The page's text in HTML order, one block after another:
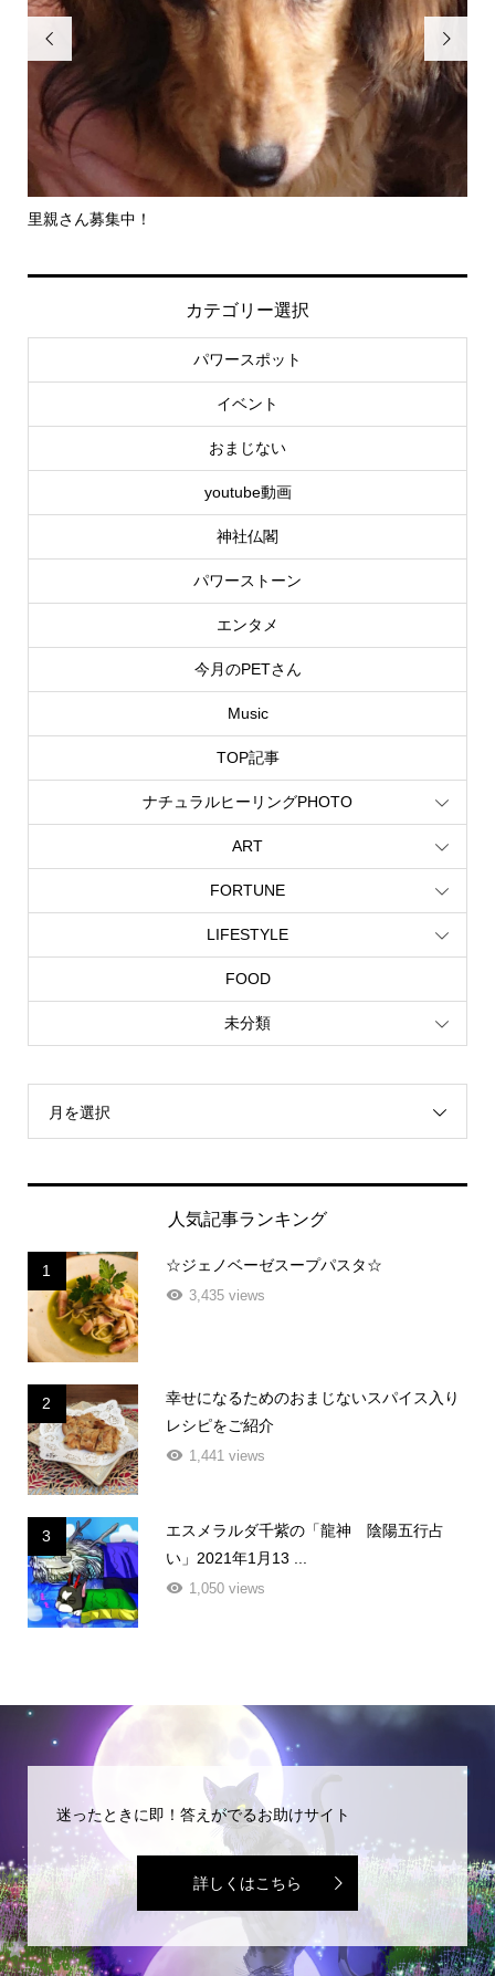

里親さん募集中！

カテゴリー選択
パワースポット
イベント
おまじない
youtube動画
神社仏閣
パワーストーン
エンタメ
今月のPETさん
Music
TOP記事
ナチュラルヒーリングPHOTO
ART
FORTUNE
LIFESTYLE
FOOD
未分類
月を選択
人気記事ランキング
1 ☆ジェノベーゼスープパスタ☆
3,435 views
2
幸せになるためのおまじないスパイス入り
レシピをご紹介
1,441 views
3
エスメラルダ千紫の「龍神 陰陽五行占
い」2021年1月13 ...
1,050 views
迷ったときに即！答えがでるお助けサイト
詳しくはこちら